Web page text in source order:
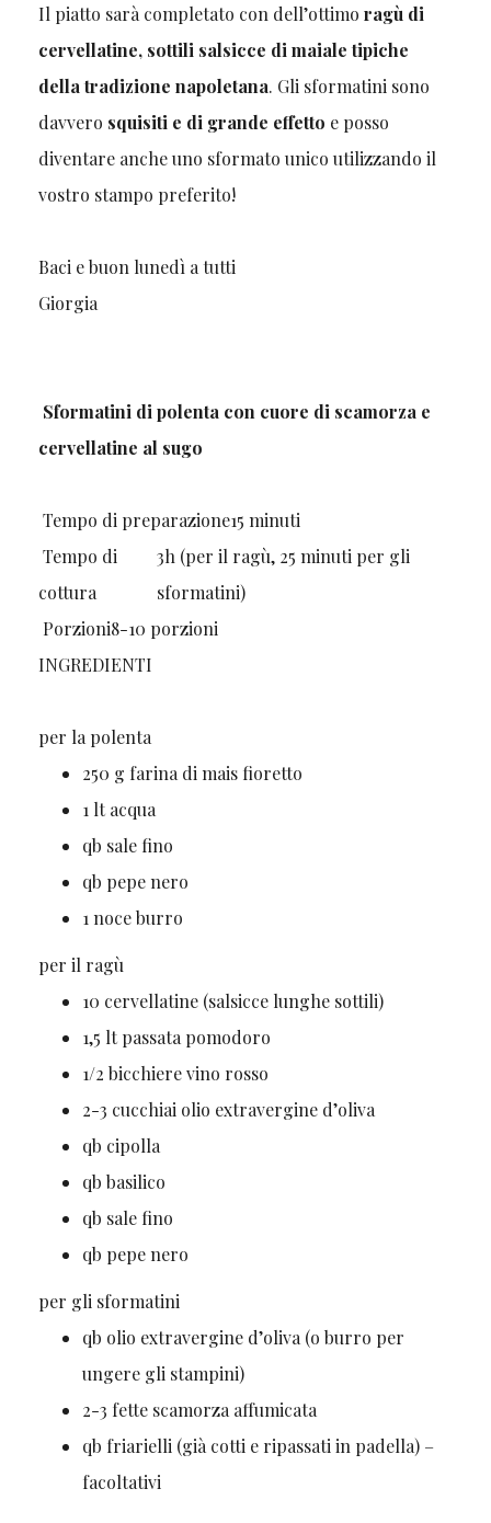
Il piatto sarà completato con dell’ottimo ragù di
cervellatine, sottili salsicce di maiale tipiche
della tradizione napoletana. Gli sformatini sono
davvero squisiti e di grande effetto e posso
diventare anche uno sformato unico utilizzando il
vostro stampo preferito!
Baci e buon lunedì a tutti
Giorgia
Sformatini di polenta con cuore di scamorza e
cervellatine al sugo
Tempo di preparazione15 minuti
Tempo di
cottura
3h (per il ragù, 25 minuti per gli
sformatini)
Porzioni8-10 porzioni
INGREDIENTI
per la polenta
250 g farina di mais fioretto
1 lt acqua
qb sale fino
qb pepe nero
1 noce burro
per il ragù
10 cervellatine (salsicce lunghe sottili)
1,5 lt passata pomodoro
1/2 bicchiere vino rosso
2-3 cucchiai olio extravergine d’oliva
qb cipolla
qb basilico
qb sale fino
qb pepe nero
per gli sformatini
qb olio extravergine d’oliva (o burro per
ungere gli stampini)
2-3 fette scamorza affumicata
qb friarielli (già cotti e ripassati in padella) –
facoltativi